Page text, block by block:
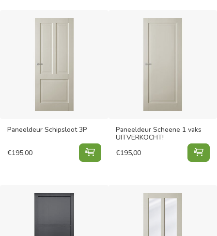
Paneeldeur Schipsloot 3P
€195,00 Paneeldeur Schipsloot 3P
Paneeldeur Scheene 1 vaks
UITVERKOCHT!
€195,00